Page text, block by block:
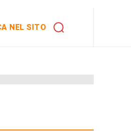
NEL SITO